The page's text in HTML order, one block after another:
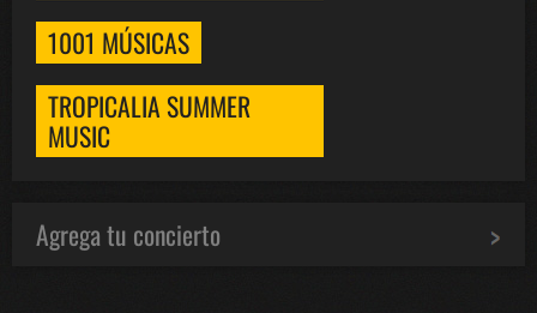
1001 MÚSICAS
TROPICALIA SUMMER
MUSIC
Agrega tu concierto